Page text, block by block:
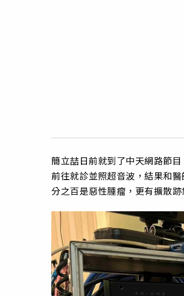
簡立喆日前就到了中天網路節
前往就診並照超音波，結果和
分之百是惡性腫瘤，更有擴散